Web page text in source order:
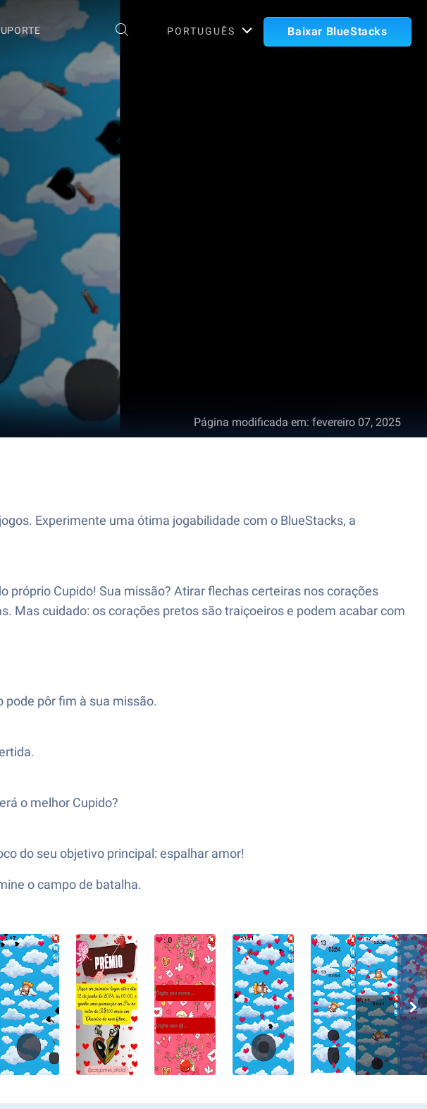
PORTUGUÊS Baixar BlueStacks
Página modificada em: fevereiro 07, 2025
Experimente uma ótima jogabilidade com o BlueStacks, a
próprio Cupido! Sua missão? Atirar flechas certeiras nos corações
Mas cuidado: os corações pretos são traiçoeiros e podem acabar com
pode pôr fim à sua missão.
o melhor Cupido?
do seu objetivo principal: espalhar amor!
o campo de batalha.